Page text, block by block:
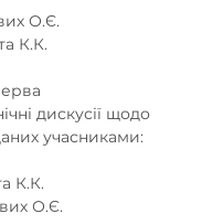
О.Є.
К.К.
дискусії щодо
учасниками:
К.К.
О.Є.